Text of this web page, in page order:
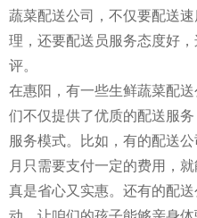
蔬菜配送公司，不仅要配送
理，还要配送员服务态度好
评。
在惠阳，有一些生鲜蔬菜配
们不仅提供了优质的配送服
服务模式。比如，有的配送
月只需要支付一定的费用，
真是省心又实惠。还有的配